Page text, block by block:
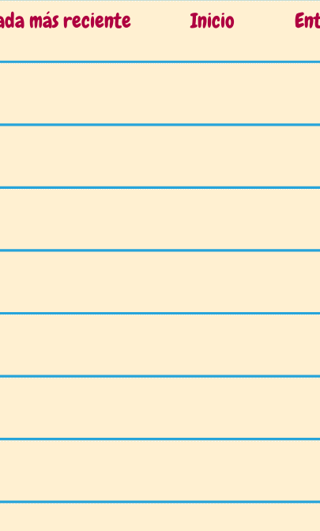
más reciente Inicio